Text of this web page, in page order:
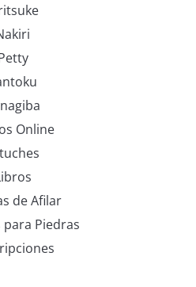
Online
de Afilar
Piedras